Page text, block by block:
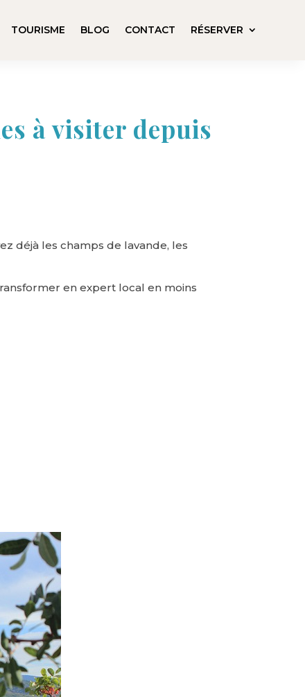
TOURISME BLOG CONTACT RÉSERVER
à visiter depuis
déjà les champs de lavande, les
en expert local en moins